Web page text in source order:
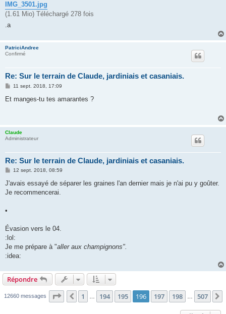
IMG_3501.jpg
(1.61 Mio) Téléchargé 278 fois
.a
PatriciAndree
Confirmé
Re: Sur le terrain de Claude, jardiniais et casaniais.
M
s
11 sept. 2018, 17:09
Et manges-tu tes amarantes ?
Claude
Administrateur
Re: Sur le terrain de Claude, jardiniais et casaniais.
M
s
a
12 sept. 2018, 08:59
J'avais essayé de séparer les graines l'an dernier mais je n'ai pu y goûter.
Je recommencerai.
•
Évasion vers le 04.
:lol:
Je me prépare à "aller aux champignons".
:idea:
Répondre
12660 messages Page 196 sur507
Précédente
1 … 194 195 196 197 198 … 507